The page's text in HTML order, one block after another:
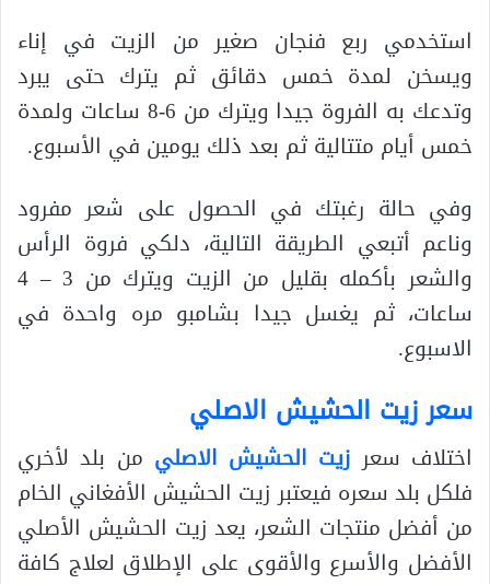
استخدمي ربع فنجان صغير من الزيت في إناء
ويسخن لمدة خمس دقائق ثم يترك حتى يبرد
وتدعك به الفروة جيدا ويترك من 6-8 ساعات ولمدة
خمس أيام متتالية ثم بعد ذلك يومين في الأسبوع.
وفي حالة رغبتك في الحصول على شعر مفرود
وناعم أتبعي الطريقة التالية، دلكي فروة الرأس
والشعر بأكمله بقليل من الزيت ويترك من 3 – 4
ساعات، ثم يغسل جيدا بشامبو مره واحدة في
الاسبوع.
سعر زيت الحشيش الاصلي
اختلاف سعرزيت الحشيش الاصلي من بلد لأخري
فلكل بلد سعره فيعتبر زيت الحشيش الأفغاني الخام
من أفضل منتجات الشعر، يعد زيت الحشيش الأصلي
الأفضل والأسرع والأقوى على الإطلاق لعلاج كافة